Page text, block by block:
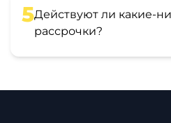
5Действуют ли какие-
рассрочки?